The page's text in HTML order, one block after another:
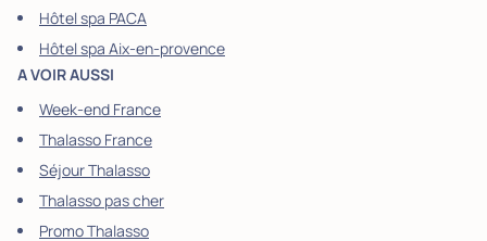
Hôtel spa PACA
Hôtel spa Aix-en-provence
A VOIR AUSSI
Week-end France
Thalasso France
Séjour Thalasso
Thalasso pas cher
Promo Thalasso